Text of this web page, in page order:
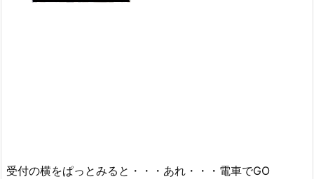
受付の横をぱっとみると・・・あれ・・・電車でGO